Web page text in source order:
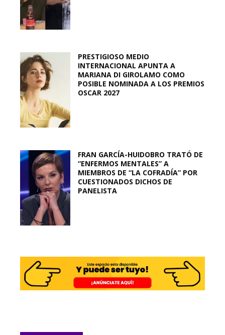
PRESTIGIOSO MEDIO
INTERNACIONAL APUNTA A
MARIANA DI GIROLAMO COMO
POSIBLE NOMINADA A LOS PREMIOS
OSCAR 2027
FRAN GARCÍA-HUIDOBRO TRATÓ DE
“ENFERMOS MENTALES” A
MIEMBROS DE “LA COFRADÍA” POR
CUESTIONADOS DICHOS DE
PANELISTA